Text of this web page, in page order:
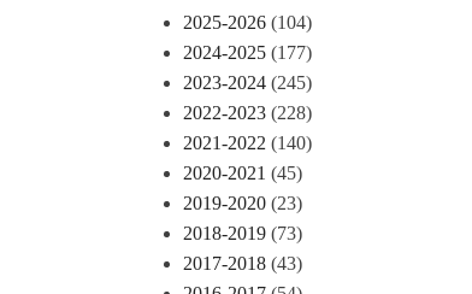
2025-2026 (104)
2024-2025 (177)
2023-2024 (245)
2022-2023 (228)
2021-2022 (140)
2020-2021 (45)
2019-2020 (23)
2018-2019 (73)
2017-2018 (43)